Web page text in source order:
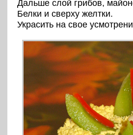
Дальше слой грибов,
Белки и сверху желтки.
Украсить на свое